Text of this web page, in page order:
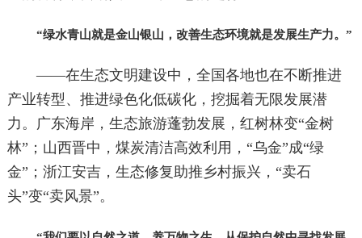
“绿水青山就是金山银山，改善生态环境就是发展生产力。”
——在生态文明建设中，全国各地也在不断推进
产业转型、推进绿色化低碳化，挖掘着无限发展潜
力。广东海岸，生态旅游蓬勃发展，红树林变“金树
林”；山西晋中，煤炭清洁高效利用，“乌金”成“绿
金”；浙江安吉，生态修复助推乡村振兴，“卖石
头”变“卖风景”。